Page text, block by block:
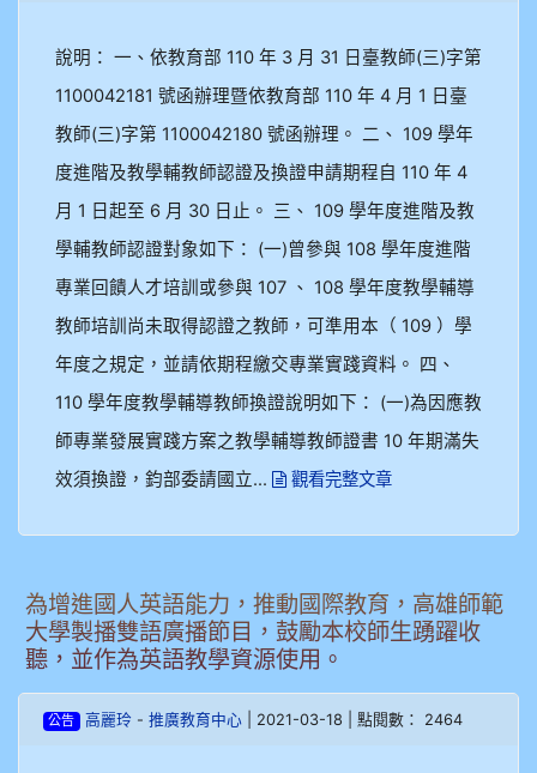
說明： 一、依教育部 110 年 3 月 31 日臺教師(三)字第
1100042181 號函辦理暨依教育部 110 年 4 月 1 日臺
教師(三)字第 1100042180 號函辦理。 二、 109 學年
度進階及教學輔教師認證及換證申請期程自 110 年 4
月 1 日起至 6 月 30 日止。 三、 109 學年度進階及教
學輔教師認證對象如下： (一)曾參與 108 學年度進階
專業回饋人才培訓或參與 107 、 108 學年度教學輔導
教師培訓尚未取得認證之教師，可準用本（ 109 ）學
年度之規定，並請依期程繳交專業實踐資料。 四、
110 學年度教學輔導教師換證說明如下： (一)為因應教
師專業發展實踐方案之教學輔導教師證書 10 年期滿失
效須換證，鈞部委請國立...
觀看完整文章
為增進國人英語能力，推動國際教育，高雄師範
大學製播雙語廣播節目，鼓勵本校師生踴躍收
聽，並作為英語教學資源使用。
公告 高麗玲- 推廣教育中心| 2021-03-18 | 點閱數： 2464